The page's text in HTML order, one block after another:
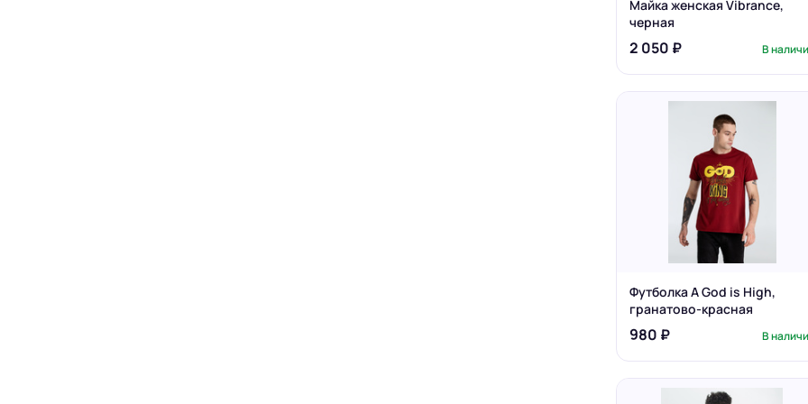
Майка женская Vibrance,
черная
2 050 ₽ В
Футболка A God is High,
гранатово-красная
980 ₽ В